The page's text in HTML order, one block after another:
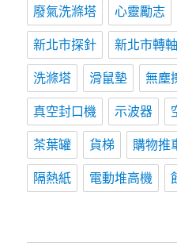
廢氣洗滌塔 心靈勵志
新北市探針 新北市轉軸
洗滌塔 滑鼠墊 無塵
真空封口機 示波器
茶葉罐 貨梯 購物推
隔熱紙 電動堆高機